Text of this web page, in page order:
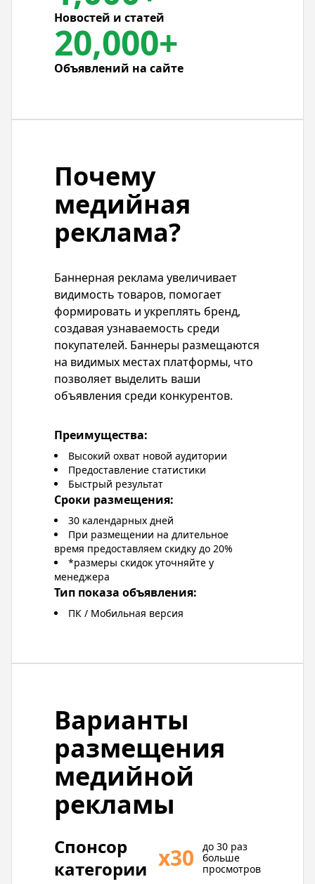
Новостей и статей
20,000+
Объявлений на сайте
Почему
медийная
реклама?
Баннерная реклама увеличивает
видимость товаров, помогает
формировать и укреплять бренд,
создавая узнаваемость среди
покупателей. Баннеры размещаются
на видимых местах платформы, что
позволяет выделить ваши
объявления среди конкурентов.
Преимущества:
Высокий охват новой аудитории
Предоставление статистики
Быстрый результат
Сроки размещения:
30 календарных дней
При размещении на длительное
время предоставляем скидку до 20%
*размеры скидок уточняйте у
менеджера
Тип показа объявления:
ПК / Мобильная версия
Варианты
размещения
медийной
рекламы
Спонсор
категории х30
до 30 раз
больше
просмотров